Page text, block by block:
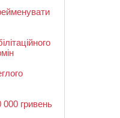
гривень